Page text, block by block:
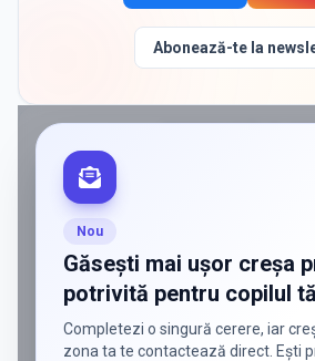
Abonează-te la
Nou
Găsești mai ușor creșa
potrivită pentru copilul
Completezi o singură cerere, iar
zona ta te contactează direct. Ești
ADS
cu familiile care au nevoie
reclamă generală, fără
Discută despre o colaborare